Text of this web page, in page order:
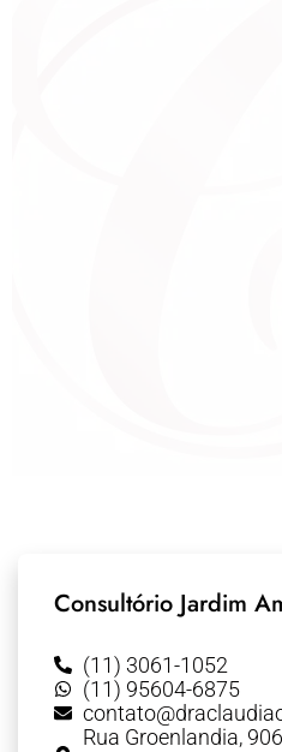
Consultório Jardim
(11) 3061-1052
(11) 95604-6875
Rua Groenlandia, 906